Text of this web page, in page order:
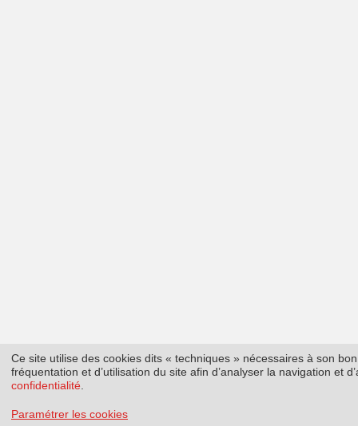
Ce site utilise des cookies dits « techniques » nécessaires à son
fréquentation et d’utilisation du site afin d’analyser la navigation et
confidentialité
Paramétrer les cookies